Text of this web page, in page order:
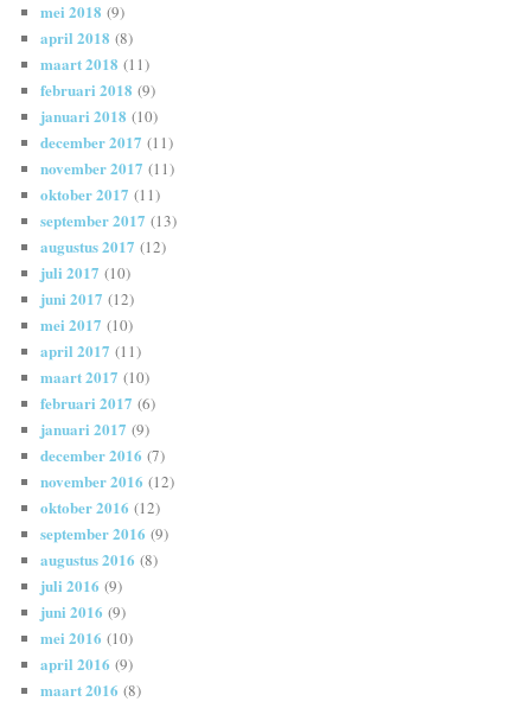
mei 2018 (9)
april 2018 (8)
maart 2018 (11)
februari 2018 (9)
januari 2018 (10)
december 2017 (11)
november 2017 (11)
oktober 2017 (11)
september 2017 (13)
augustus 2017 (12)
juli 2017 (10)
juni 2017 (12)
mei 2017 (10)
april 2017 (11)
maart 2017 (10)
februari 2017 (6)
januari 2017 (9)
december 2016 (7)
november 2016 (12)
oktober 2016 (12)
september 2016 (9)
augustus 2016 (8)
juli 2016 (9)
juni 2016 (9)
mei 2016 (10)
april 2016 (9)
maart 2016 (8)